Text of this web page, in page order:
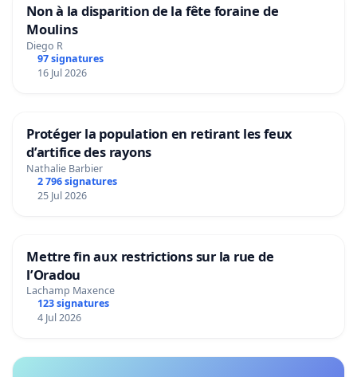
Non à la disparition de la fête foraine de
Moulins
Diego R
97 signatures
16 Jul 2026
Protéger la population en retirant les feux
d’artifice des rayons
Nathalie Barbier
2 796 signatures
25 Jul 2026
Mettre fin aux restrictions sur la rue de
l’Oradou
Lachamp Maxence
123 signatures
4 Jul 2026